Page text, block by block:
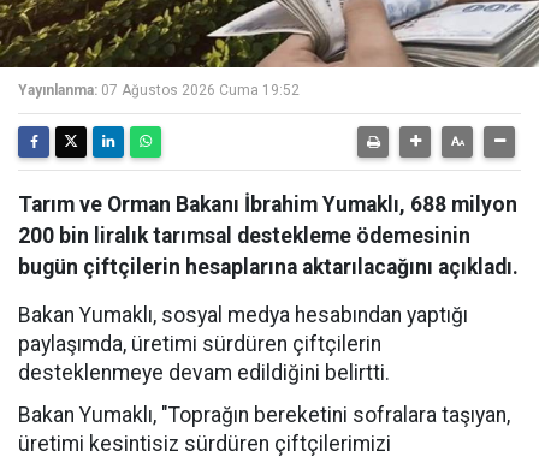
Yayınlanma: 07 Ağustos 2026 Cuma 19:52
Tarım ve Orman Bakanı İbrahim Yumaklı, 688 milyon
200 bin liralık tarımsal destekleme ödemesinin
bugün çiftçilerin hesaplarına aktarılacağını açıkladı.
Bakan Yumaklı, sosyal medya hesabından yaptığı
paylaşımda, üretimi sürdüren çiftçilerin
desteklenmeye devam edildiğini belirtti.
Bakan Yumaklı, "Toprağın bereketini sofralara taşıyan,
üretimi kesintisiz sürdüren çiftçilerimizi